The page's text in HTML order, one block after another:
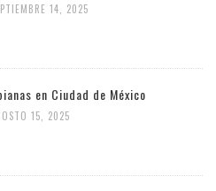
14, 2025
en Ciudad de México
15, 2025